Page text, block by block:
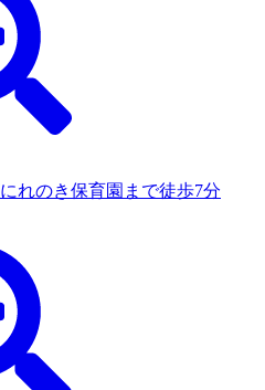
にれのき保育園まで徒歩7分